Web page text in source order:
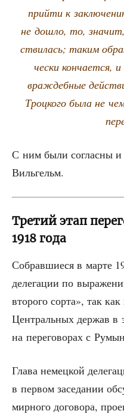
прий­ти к
не дошло, то,
стви­лась; таким
че­ски кон­ча­ет­ся,
враж­деб­ные
Троц­ко­го была не
С ним были соглас­ны
Вильгельм.
Третий этап
1918 года
Собрав­ши­е­ся в мар­те
деле­га­ции по
вто­ро­го сор­та», так
Цен­траль­ных дер­жав в
на пере­го­во­рах с
Гла­ва немец­кой
в пер­вом засе­да­нии
мир­но­го дого­во­ра,